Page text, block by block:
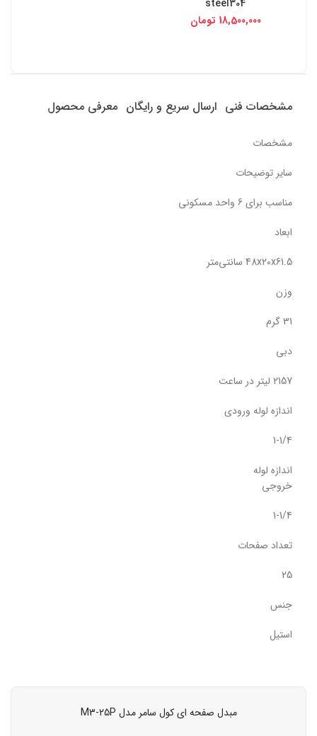
steel304
18,500,000 تومان
مشخصات فنی ارسال سریع و رایگان معرفی محصول
مشخصات
سایر توضیحات
مناسب برای 6 واحد مسکونی
ابعاد
48x20x61.5 سانتی‌متر
وزن
31 گرم
دبی
2157 لیتر در ساعت
اندازه لوله ورودی
1-1/4
اندازه لوله
خروجی
1-1/4
تعداد صفحات
25
جنس
استیل
مبدل صفحه ای کول سامر مدل M3-25P